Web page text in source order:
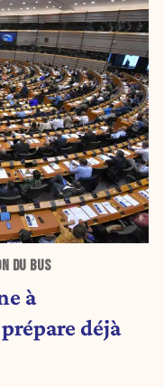
DU BUS
à
déjà